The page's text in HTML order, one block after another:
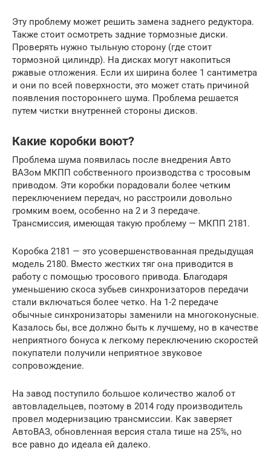
Эту проблему может решить замена заднего редуктора.
Также стоит осмотреть задние тормозные диски.
Проверять нужно тыльную сторону (где стоит
тормозной цилиндр). На дисках могут накопиться
ржавые отложения. Если их ширина более 1 сантиметра
и они по всей поверхности, это может стать причиной
появления постороннего шума. Проблема решается
путем чистки внутренней стороны дисков.
Какие коробки воют?
Проблема шума появилась после внедрения Авто
ВАЗом МКПП собственного производства с тросовым
приводом. Эти коробки порадовали более четким
переключением передач, но расстроили довольно
громким воем, особенно на 2 и 3 передаче.
Трансмиссия, имеющая такую проблему — МКПП 2181.
Коробка 2181 — это усовершенствованная предыдущая
модель 2180. Вместо жестких тяг она приводится в
работу с помощью тросового привода. Благодаря
уменьшению скоса зубьев синхронизаторов передачи
стали включаться более четко. На 1-2 передаче
обычные синхронизаторы заменили на многоконусные.
Казалось бы, все должно быть к лучшему, но в качестве
неприятного бонуса к легкому переключению скоростей
покупатели получили неприятное звуковое
сопровождение.
На завод поступило большое количество жалоб от
автовладельцев, поэтому в 2014 году производитель
провел модернизацию трансмиссии. Как заверяет
АвтоВАЗ, обновленная версия стала тише на 25%, но
все равно до идеала ей далеко.